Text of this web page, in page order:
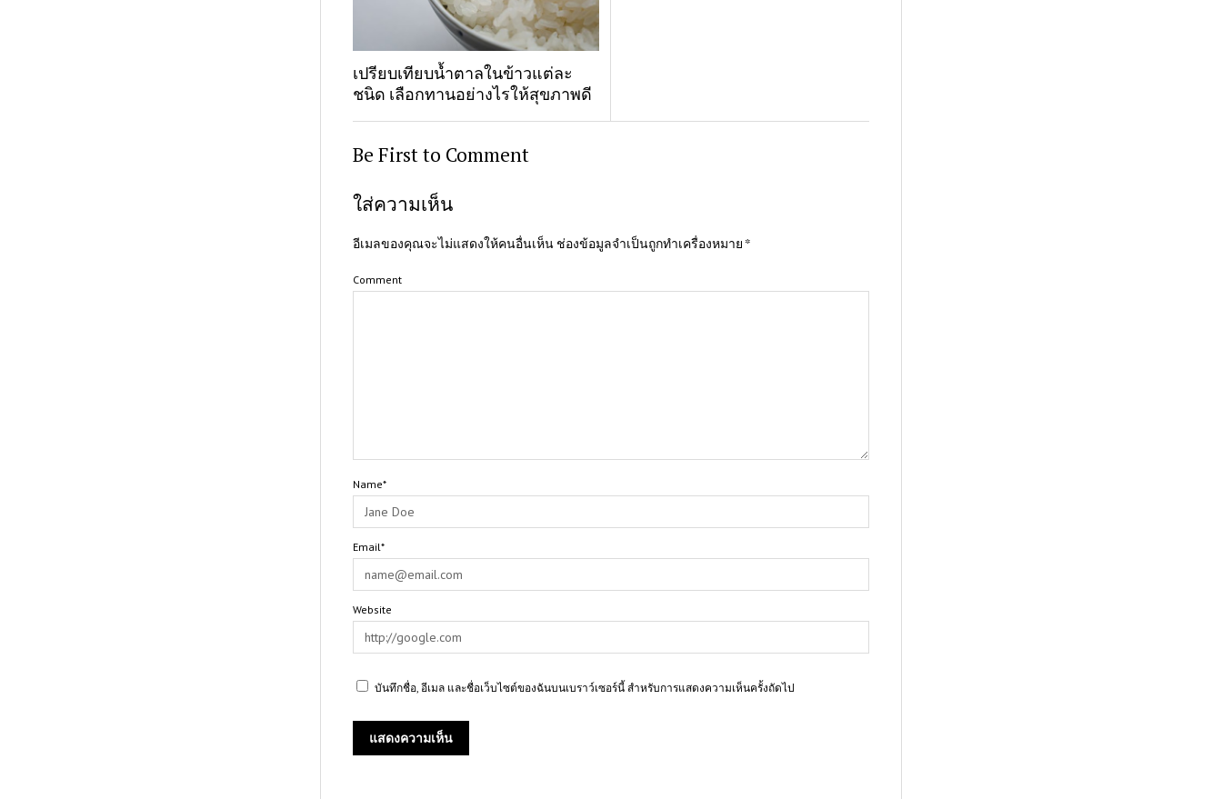
เปรียบเทียบน้ำตาลในข้าวแต่ละ
ชนิด เลือกทานอย่างไรให้สุขภาพดี
Be First to Comment
ใส่ความเห็น
อีเมลของคุณจะไม่แสดงให้คนอื่นเห็น ช่องข้อมูลจำเป็นถูกทำเครื่องหมาย *
Comment
Name*
Email*
Website
บันทึกชื่อ, อีเมล และชื่อเว็บไซต์ของฉันบนเบราว์เซอร์นี้ สำหรับการแสดงความเห็นครั้งถัดไป